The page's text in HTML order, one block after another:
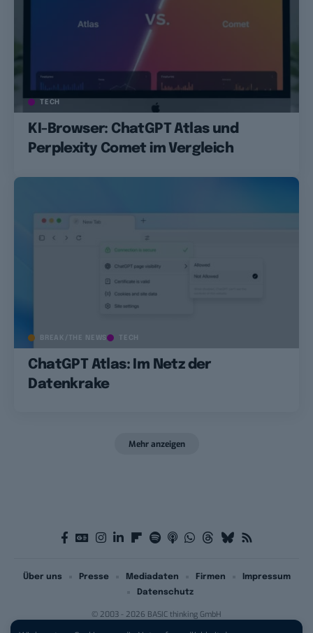
TECH
KI-Browser: ChatGPT Atlas und
Perplexity Comet im Vergleich
BREAK/THE NEWS TECH
ChatGPT Atlas: Im Netz der
Datenkrake
Mehr anzeigen
© 2003 - 2026 BASIC thinking GmbH
Über uns Presse Mediadaten Firmen
Impressum
Datenschutz